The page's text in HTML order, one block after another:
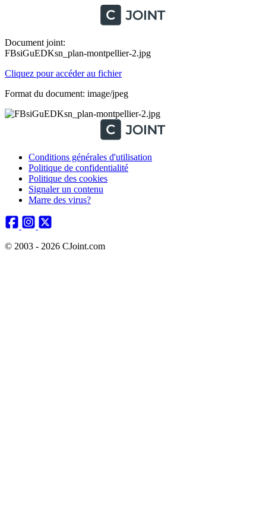
Document joint:
FBsiGuEDKsn_plan-montpellier-2.jpg
Cliquez pour accéder au fichier
Format du document: image/jpeg
Conditions générales d'utilisation
Politique de confidentialité
Politique des cookies
Signaler un contenu
Marre des virus?
© 2003 - 2026 CJoint.com